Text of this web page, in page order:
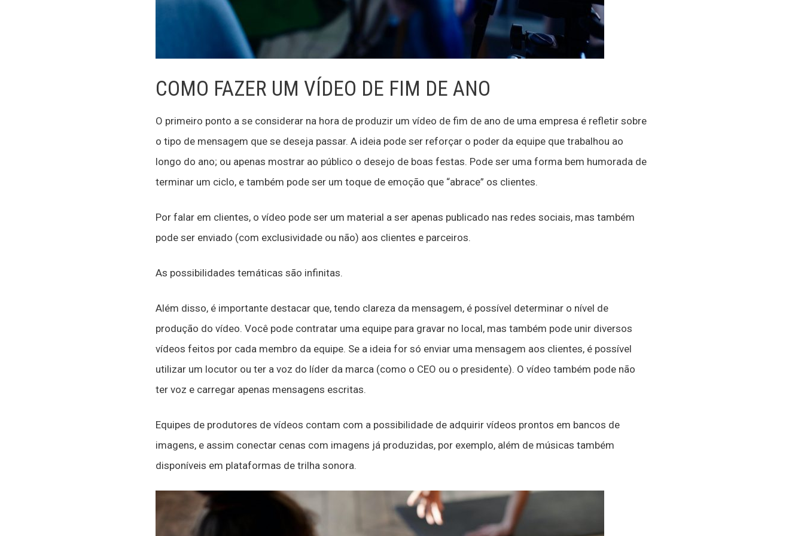
COMO FAZER UM VÍDEO DE FIM DE ANO
O primeiro ponto a se considerar na hora de produzir um vídeo de fim de ano de uma empresa é refletir sobre
o tipo de mensagem que se deseja passar. A ideia pode ser reforçar o poder da equipe que trabalhou ao
longo do ano; ou apenas mostrar ao público o desejo de boas festas. Pode ser uma forma bem humorada de
terminar um ciclo, e também pode ser um toque de emoção que “abrace” os clientes.
Por falar em clientes, o vídeo pode ser um material a ser apenas publicado nas redes sociais, mas também
pode ser enviado (com exclusividade ou não) aos clientes e parceiros.
As possibilidades temáticas são infinitas.
Além disso, é importante destacar que, tendo clareza da mensagem, é possível determinar o nível de
produção do vídeo. Você pode contratar uma equipe para gravar no local, mas também pode unir diversos
vídeos feitos por cada membro da equipe. Se a ideia for só enviar uma mensagem aos clientes, é possível
utilizar um locutor ou ter a voz do líder da marca (como o CEO ou o presidente). O vídeo também pode não
ter voz e carregar apenas mensagens escritas.
Equipes de produtores de vídeos contam com a possibilidade de adquirir vídeos prontos em bancos de
imagens, e assim conectar cenas com imagens já produzidas, por exemplo, além de músicas também
disponíveis em plataformas de trilha sonora.